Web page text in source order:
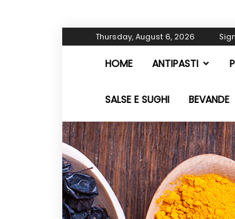
Thursday, August 6, 2026
HOME ANTIPASTI
SALSE E SUGHI BEVANDE